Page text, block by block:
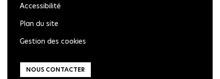
Accessibilité
Plan du site
Gestion des cookies
NOUS CONTACTER